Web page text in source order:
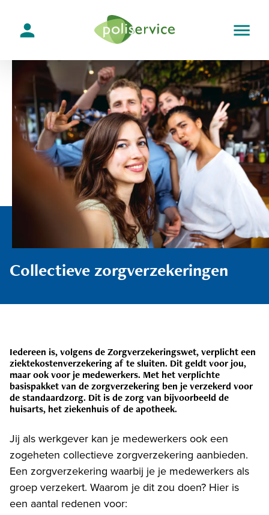
Collectieve zorgverzekeringen
Iedereen is, volgens de Zorgverzekeringswet, verplicht een
ziektekostenverzekering af te sluiten. Dit geldt voor jou,
maar ook voor je medewerkers. Met het verplichte
basispakket van de zorgverzekering ben je verzekerd voor
de standaardzorg. Dit is de zorg van bijvoorbeeld de
huisarts, het ziekenhuis of de apotheek.
Jij als werkgever kan je medewerkers ook een
zogeheten collectieve zorgverzekering aanbieden.
Een zorgverzekering waarbij je je medewerkers als
groep verzekert. Waarom je dit zou doen? Hier is
een aantal redenen voor: